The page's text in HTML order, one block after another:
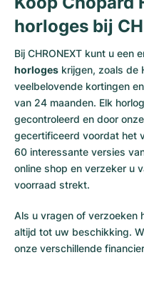
horloges bij
Bij CHRONEXT kunt u een
horloges krijgen, zoals de
veelbelovende kortingen
van 24 maanden. Elk
gecontroleerd en door
gecertificeerd voordat het
60 interessante versies
online shop en verzeker u
voorraad strekt.
Als u vragen of verzoeken
altijd tot uw beschikking.
onze verschillende